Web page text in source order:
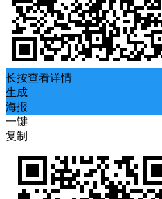
长按查看详情
生成
海报
一键
复制